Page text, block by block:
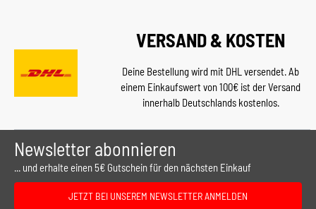
VERSAND & KOSTEN
Deine Bestellung wird mit DHL versendet. Ab
einem Einkaufswert von 100€ ist der Versand
innerhalb Deutschlands kostenlos.
Newsletter abonnieren
... und erhalte einen 5€ Gutschein für den nächsten Einkauf
JETZT BEI UNSEREM NEWSLETTER ANMELDEN